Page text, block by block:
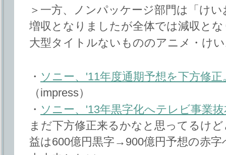
＞一方、ノンパッケージ部門は「け
増収となりましたが全体では減収と
大型タイトルないもののアニメ・け
・ ソニー、'11年度通期予想を下方修
（impress）
・ ソニー、'13年黒字化へテレビ事業
まだ下方修正来るかなと思ってるけ
益は600億円黒字→900億円予想の赤字